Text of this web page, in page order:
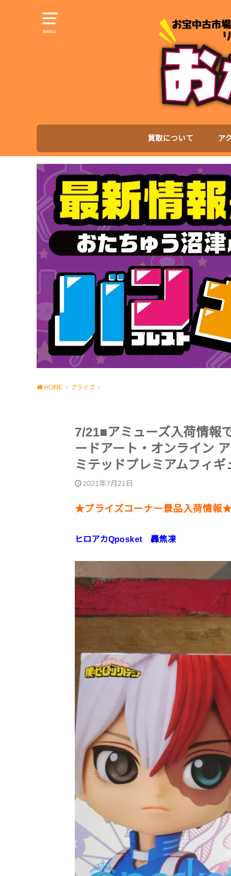
MENU
買取について ア
HOME プライズ
7/21■アミューズ入荷情
ードアート・オンライン
ミテッドプレミアムフィ
2021年7月21日
★プライズコーナー景品入荷情報
ヒロアカQposket 轟焦凍